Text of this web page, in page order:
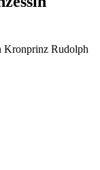
Kronprinz Rudolph